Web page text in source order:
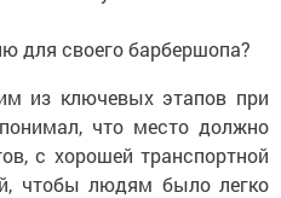
для своего барбершопа?
из ключевых этапов при
что место должно
с хорошей транспортной
чтобы людям было легко